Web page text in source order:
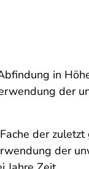
in
der
der zuletzt
der